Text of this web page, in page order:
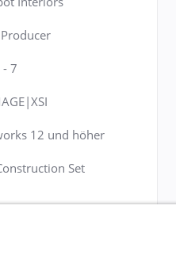
- 7
12 und höher
Set